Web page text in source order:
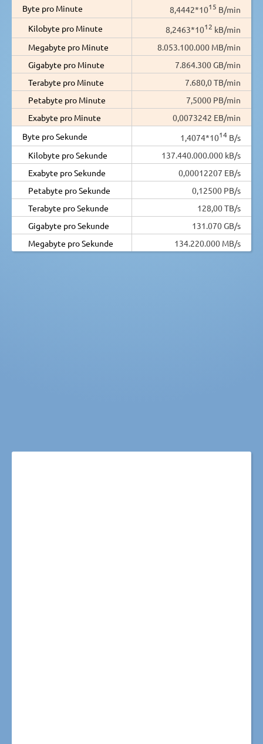
Byte pro Minute 8,4442*1015 B/min
Kilobyte pro Minute
8,2463*1012 kB/min
Megabyte pro Minute
8.053.100.000 MB/min
Gigabyte pro Minute
7.864.300 GB/min
Terabyte pro Minute
7.680,0 TB/min
Petabyte pro Minute
7,5000 PB/min
Exabyte pro Minute
0,0073242 EB/min
Byte pro Sekunde
1,4074*1014 B/s
Kilobyte pro Sekunde
137.440.000.000 kB/s
Exabyte pro Sekunde
0,00012207 EB/s
Petabyte pro Sekunde
0,12500 PB/s
Terabyte pro Sekunde
128,00 TB/s
Gigabyte pro Sekunde
131.070 GB/s
Megabyte pro Sekunde
134.220.000 MB/s